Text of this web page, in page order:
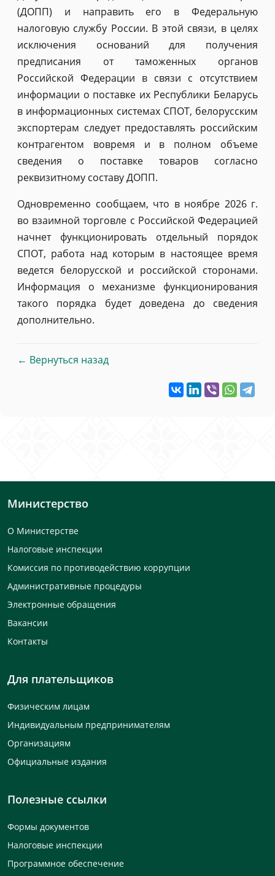
(ДОПП) и направить его в Федеральную
налоговую службу России. В этой связи, в целях
исключения оснований для получения
предписания от таможенных органов
Российской Федерации в связи с отсутствием
информации о поставке их Республики Беларусь
в информационных системах СПОТ, белорусским
экспортерам следует предоставлять российским
контрагентом вовремя и в полном объеме
сведения о поставке товаров согласно
реквизитному составу ДОПП.
Одновременно сообщаем, что в ноябре 2026 г.
во взаимной торговле с Российской Федерацией
начнет функционировать отдельный порядок
СПОТ, работа над которым в настоящее время
ведется белорусской и российской сторонами.
Информация о механизме функционирования
такого порядка будет доведена до сведения
дополнительно.
← Вернуться назад
Министерство
О Министерстве
Налоговые инспекции
Комиссия по противодействию коррупции
Административные процедуры
Электронные обращения
Вакансии
Контакты
Для плательщиков
Физическим лицам
Индивидуальным предпринимателям
Организациям
Официальные издания
Полезные ссылки
Формы документов
Налоговые инспекции
Программное обеспечение